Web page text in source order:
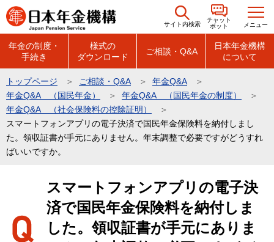
こ
の
の
先
頭
で
す
サイト内検索
チャット
ボット
メニュー
年金の制度・
手続き
様式の
ダウンロード
ご相談・Q&A
日本年金機構
について
トップページ ご相談・Q&A
年金Q&A
年金Q&A （国民年金）
年金Q&A （国民年金の制度）
年金Q&A （社会保険料の控除証明）
スマートフォンアプリの電子決済で国民年金保険料を納付しまし
た。領収証書が手元にありません。年末調整で必要ですがどうすれ
ばいいですか。
スマートフォンアプリの電子決
済で国民年金保険料を納付しま
した。領収証書が手元にありま